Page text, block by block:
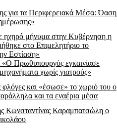
για τα Περιφερειακά Μέσα: Όαση
ηχηρό μήνυμα στην Κυβέρνηση η
στο Επιμελητήριο το
Εστίαση»
Πρωθυπουργός εγκαινίασε
χωρίς γιατρούς»
φλόγες και «έσωσε» το χωριό του ο
και τα εναέρια μέσα
Κωνσταντίνας Καραμπατσώλη ο